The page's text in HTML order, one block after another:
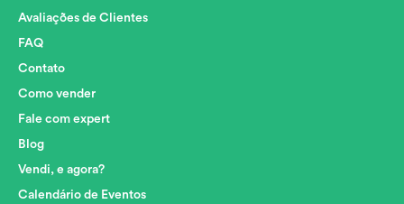
Avaliações de Clientes
FAQ
Contato
Como vender
Fale com expert
Blog
Vendi, e agora?
Calendário de Eventos